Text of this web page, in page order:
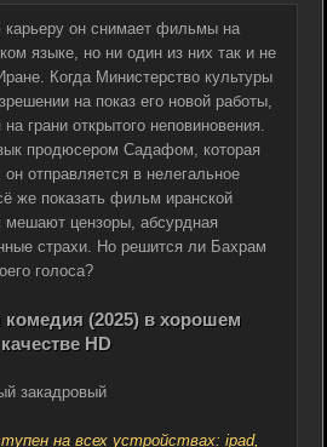
карьеру он снимает фильмы на
языке, но ни один из них так и не
Когда Министерство культуры
на показ его новой работы,
грани открытого неповиновения.
продюсером Садафом, которая
отправляется в нелегальное
же показать фильм иранской
мешают цензоры, абсурдная
страхи. Но решится ли Бахрам
голоса?
комедия (2025) в хорошем
качестве HD
закадровый
на всех устройствах: ipad,